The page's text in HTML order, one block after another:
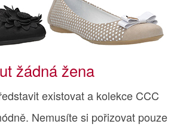
žádná žena
existovat a kolekce CCC
Nemusíte si pořizovat pouze